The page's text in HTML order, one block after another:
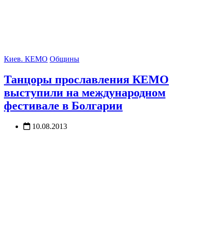
Киев. КЕМО Общины
Танцоры прославления КЕМО
выступили на международном
фестивале в Болгарии
10.08.2013